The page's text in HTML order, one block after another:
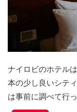
ナイロビのホテル
本の少し良いシテ
は事前に調べて行